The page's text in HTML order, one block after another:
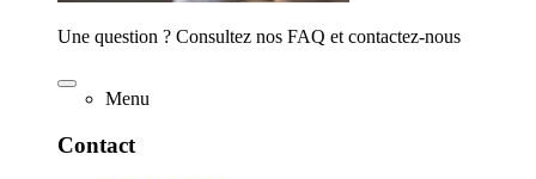
Une question ? Consultez nos FAQ et contactez-nous
Menu
Contact